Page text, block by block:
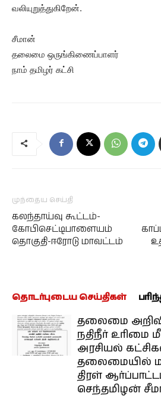
வலியுறுத்துகிறேன்.
சீமான்
தலைமை ஒருங்கிணைப்பாளர்
நாம் தமிழர் கட்சி
முந்தைய செய்தி
கலந்தாய்வு கூட்டம்-
கோபிசெட்டிபாளையம்
தொகுதி-ஈரோடு மாவட்டம்
தொடர்புடைய செய்திகள்
தலைமை
நதிநீர்
அரசியல்
தலைமையில்
திரள்
செந்தமிழன்